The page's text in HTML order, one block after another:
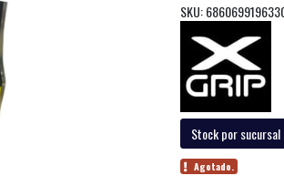
SKU:
Stock por sucursal
Agotado.